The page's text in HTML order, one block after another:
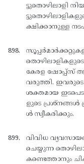
ട്ടുതൊഴിലാളി
ക്ഷിക്കാനുള്ള
കേരള ഷോപ്പ്സ്
വരുത്തി. ഇവരുടെ
ശക്തമായ
ളുടെ പ്രശ്നങ്ങള്‍
ള്‍ സ്വീകരിക്കും.
വിവിധ
ചെയ്യുന്ന
കണ്ടെത്താനും